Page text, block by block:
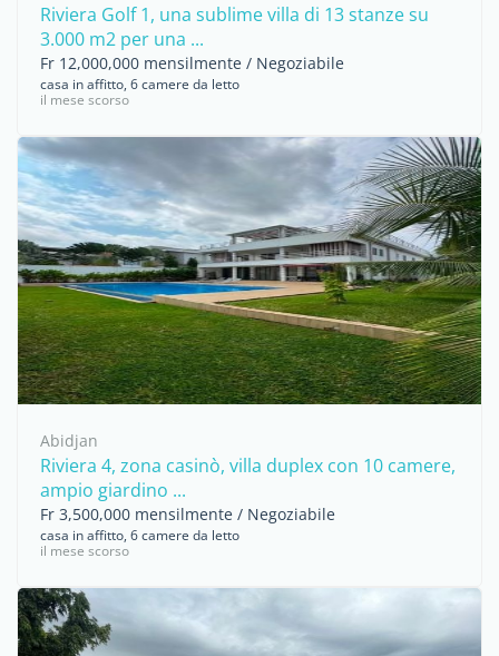
Riviera Golf 1, una sublime villa di 13 stanze su
3.000 m2 per una ...
Fr 12,000,000 mensilmente / Negoziabile
casa in affitto, 6 camere da letto
il mese scorso
Abidjan
Riviera 4, zona casinò, villa duplex con 10 camere,
ampio giardino ...
Fr 3,500,000 mensilmente / Negoziabile
casa in affitto, 6 camere da letto
il mese scorso